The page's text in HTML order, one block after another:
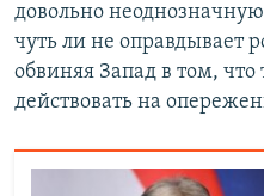
довольно
чуть ли не оправдывает
обвиняя Запад в том,
действовать на